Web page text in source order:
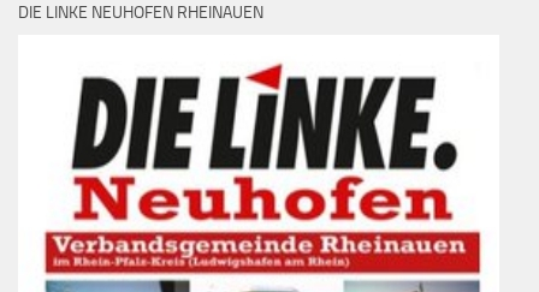
DIE LINKE NEUHOFEN RHEINAUEN